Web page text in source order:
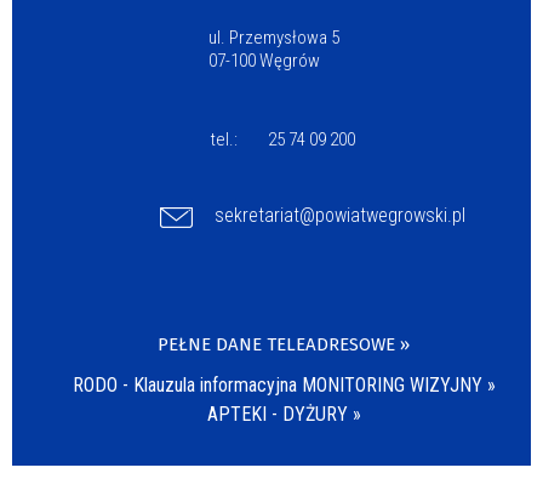
ul. Przemysłowa 5
07-100 Węgrów
tel.: 25 74 09 200
sekretariat@powiatwegrowski.pl
PEŁNE DANE TELEADRESOWE »
RODO - Klauzula informacyjna MONITORING WIZYJNY »
APTEKI - DYŻURY »